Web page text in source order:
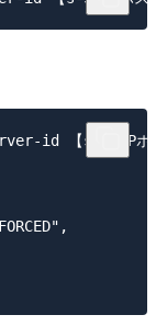
id 【s-SFTP